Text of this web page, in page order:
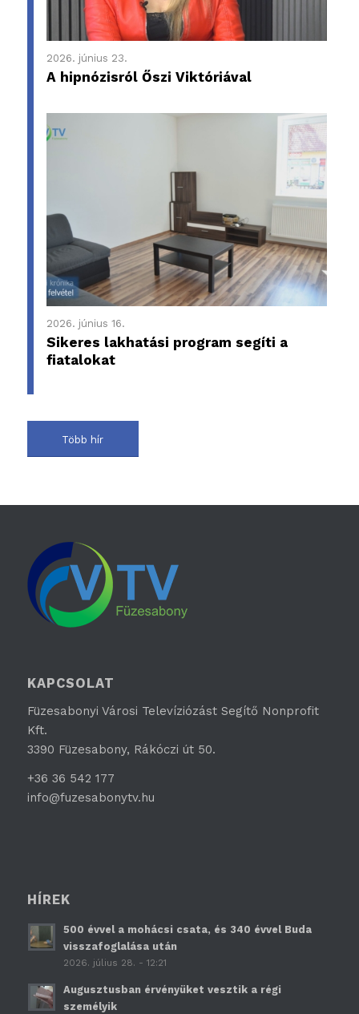
2026. június 23.
A hipnózisról Őszi Viktóriával
2026. június 16.
Sikeres lakhatási program segíti a
fiatalokat
Több hír
KAPCSOLAT
Füzesabonyi Városi Televíziózást Segítő Nonprofit
Kft.
3390 Füzesabony, Rákóczi út 50.
+36 36 542 177
info@fuzesabonytv.hu
HÍREK
500 évvel a mohácsi csata, és 340 évvel Buda
visszafoglalása után
2026. július 28. - 12:21
Augusztusban érvényüket vesztik a régi
személyik